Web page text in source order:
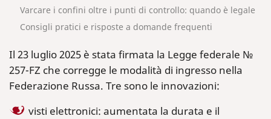
Varcare i confini oltre i punti di controllo: quando è legale
Consigli pratici e risposte a domande frequenti
Il 23 luglio 2025 è stata firmata la Legge federale №
257-FZ che corregge le modalità di ingresso nella
Federazione Russa. Tre sono le innovazioni:
visti elettronici: aumentata la durata e il